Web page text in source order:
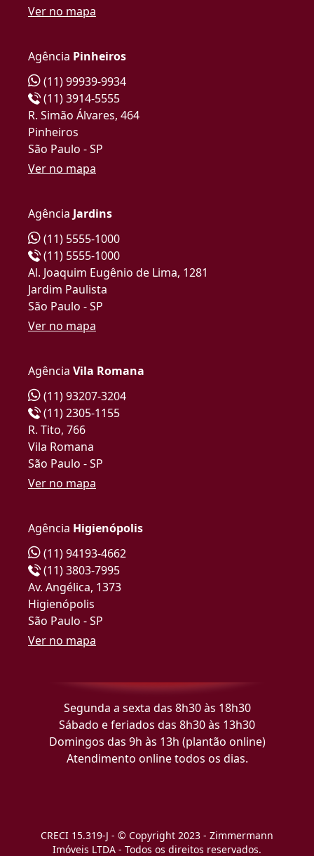
Ver no mapa
Agência Pinheiros
(11) 99939-9934
(11) 3914-5555
R. Simão Álvares, 464
Pinheiros
São Paulo - SP
Ver no mapa
Agência Jardins
(11) 5555-1000
(11) 5555-1000
Al. Joaquim Eugênio de Lima, 1281
Jardim Paulista
São Paulo - SP
Ver no mapa
Agência Vila Romana
(11) 93207-3204
(11) 2305-1155
R. Tito, 766
Vila Romana
São Paulo - SP
Ver no mapa
Agência Higienópolis
(11) 94193-4662
(11) 3803-7995
Av. Angélica, 1373
Higienópolis
São Paulo - SP
Ver no mapa
Segunda a sexta das 8h30 às 18h30
Sábado e feriados das 8h30 às 13h30
Domingos das 9h às 13h (plantão online)
Atendimento online todos os dias.
CRECI 15.319-J - © Copyright 2023 - Zimmermann
Imóveis LTDA - Todos os direitos reservados.